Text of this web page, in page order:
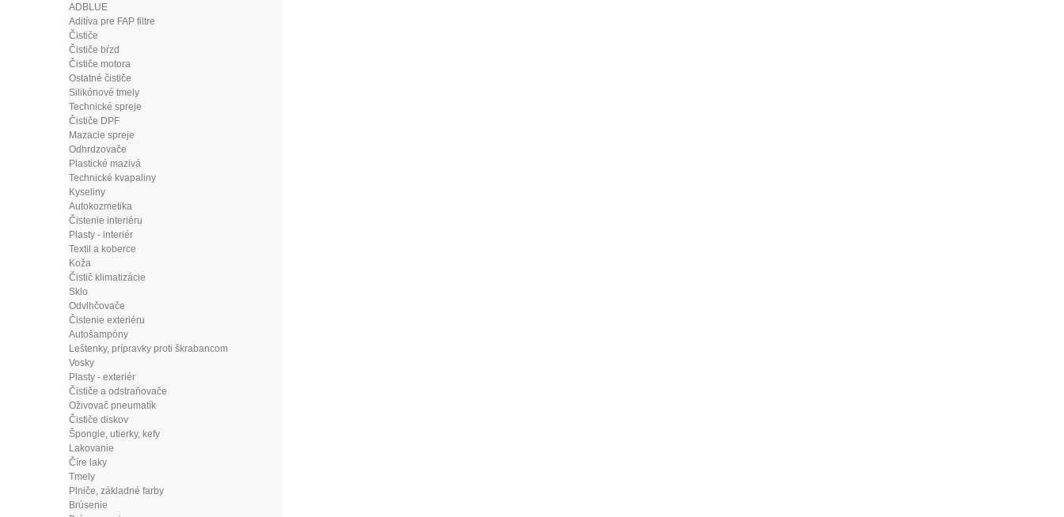
ADBLUE
Aditíva pre FAP filtre
Čističe
Čističe bŕzd
Čističe motora
Ostatné čističe
Silikónové tmely
Technické spreje
Čističe DPF
Mazacie spreje
Odhrdzovače
Plastické mazivá
Technické kvapaliny
Kyseliny
Autokozmetika
Čistenie interiéru
Plasty - interiér
Textil a koberce
Koža
Čistič klimatizácie
Sklo
Odvlhčovače
Čistenie exteriéru
Autošampóny
Leštenky, prípravky proti škrabancom
Vosky
Plasty - exteriér
Čističe a odstraňovače
Oživovač pneumatík
Čističe diskov
Špongie, utierky, kefy
Lakovanie
Číre laky
Tmely
Plniče, základné farby
Brúsenie